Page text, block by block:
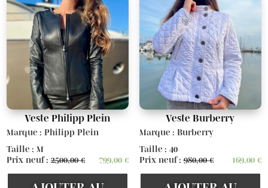
Veste Philipp Plein
Marque : Philipp Plein
Taille : M
Prix neuf :2500,00€ 799,00€
Veste Burberry
Marque : Burberry
Taille : 40
Prix neuf :980,00€ 169,00 €